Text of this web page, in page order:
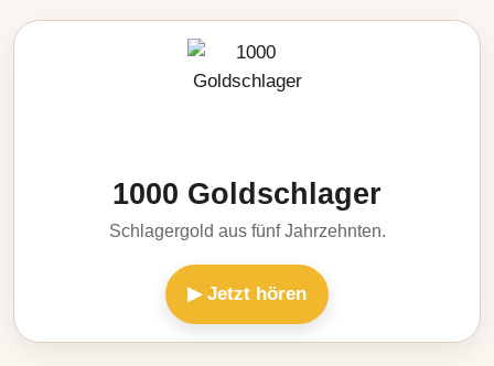
1000 Goldschlager
Schlagergold aus fünf Jahrzehnten.
▶ Jetzt hören